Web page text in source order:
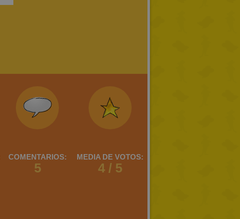
COMENTARIOS:
5
MEDIA DE VOTOS:
4 / 5